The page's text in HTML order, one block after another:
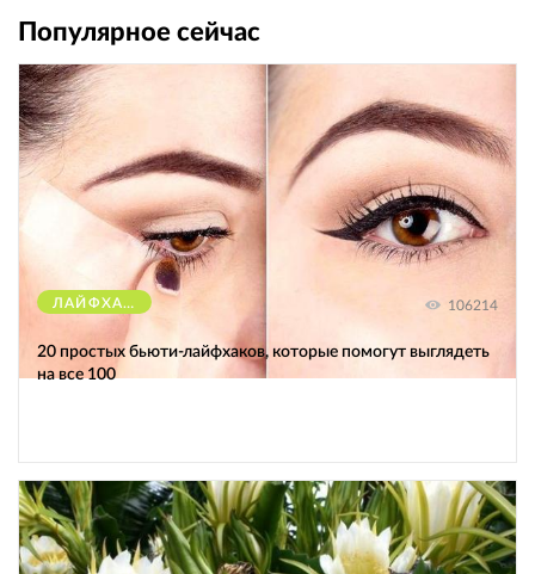
Популярное сейчас
ЛАЙФХАКИ 106214
20 простых бьюти-лайфхаков, которые помогут выглядеть
на все 100